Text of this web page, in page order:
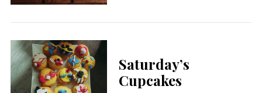
Saturday’s
Cupcakes